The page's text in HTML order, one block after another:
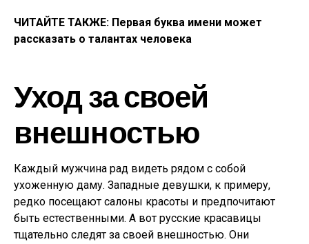
ЧИТАЙТЕ ТАКЖЕ: Первая буква имени может
рассказать о талантах человека
Уход за своей
внешностью
Каждый мужчина рад видеть рядом с собой
ухоженную даму. Западные девушки, к примеру,
редко посещают салоны красоты и предпочитают
быть естественными. А вот русские красавицы
тщательно следят за своей внешностью. Они